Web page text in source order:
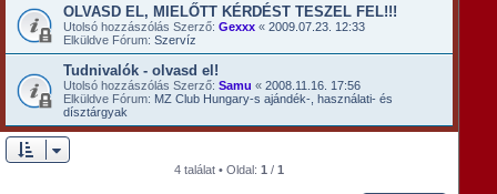
OLVASD EL, MIELŐTT KÉRDÉST TESZEL FEL!!!
Utolsó hozzászólás Szerző: Gexxx « 2009.07.23. 12:33
Elküldve Fórum: Szervíz
Tudnivalók - olvasd el!
Utolsó hozzászólás Szerző: Samu « 2008.11.16. 17:56
Elküldve Fórum: MZ Club Hungary-s ajándék-, használati- és
dísztárgyak
4 találat • Oldal:1 /1